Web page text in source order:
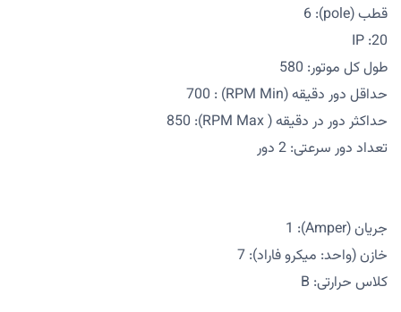
قطب (pole): 6
IP :20
طول کل موتور: 580
حداقل دور دقیقه (RPM Min) : 700
حداکثر دور در دقیقه ( RPM Max): 850
تعداد دور سرعتی: 2 دور
جریان (Amper): 1
خازن (واحد: میکرو فاراد): 7
کلاس حرارتی: B